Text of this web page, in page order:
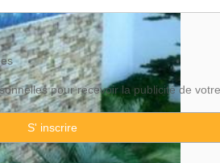
pour recevoir la publicité de